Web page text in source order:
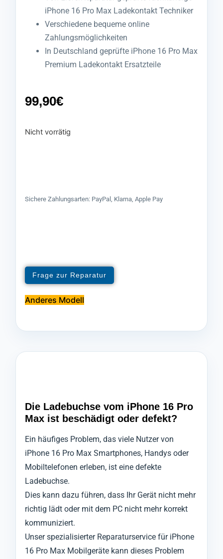
iPhone 16 Pro Max Ladekontakt Techniker
Verschiedene bequeme online
Zahlungsmöglichkeiten
In Deutschland geprüfte iPhone 16 Pro Max
Premium Ladekontakt Ersatzteile
99,90€
Nicht vorrätig
Sichere Zahlungsarten: PayPal, Klarna, Apple Pay
Frage zur Reparatur
Anderes Modell
Die Ladebuchse vom iPhone 16 Pro
Max ist beschädigt oder defekt?
Ein häufiges Problem, das viele Nutzer von
iPhone 16 Pro Max Smartphones, Handys oder
Mobiltelefonen erleben, ist eine defekte
Ladebuchse.
Dies kann dazu führen, dass Ihr Gerät nicht mehr
richtig lädt oder mit dem PC nicht mehr korrekt
kommuniziert.
Unser spezialisierter Reparaturservice für iPhone
16 Pro Max Mobilgeräte kann dieses Problem